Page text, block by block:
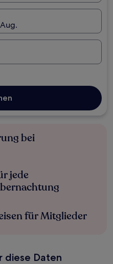
bei
jede
für Mitglieder
diese Daten